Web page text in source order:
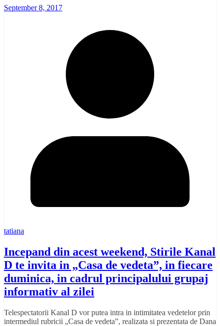
September 8, 2017
tatiana
Incepand din acest weekend, Stirile Kanal
D te invita in „Casa de vedeta”, in fiecare
duminica, in cadrul principalului grupaj
informativ al zilei
Telespectatorii Kanal D vor putea intra in intimitatea vedetelor prin
intermediul rubricii „Casa de vedeta”, realizata si prezentata de Dana